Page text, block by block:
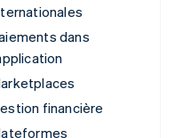
dans
financière